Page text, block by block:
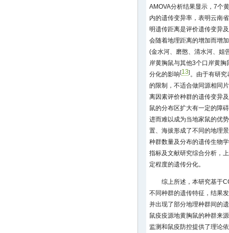
AMOVA分析结果显示，7个
内的遗传变异率，表明云南
明遗传距离是评价遗传变异
会随着地理距离的增加而增加
(金水河、磨憨、清水河、姐
岸黄胸鼠与其他3个口岸黄
分化的影响[13]。由于有研
的限制，不适合做同源相同
离因素评价种群的遗传变异
鼠的分布区扩大有一定的障
进而难以成为当地家鼠的优
置、海拔形成了不同的地理
种群数量及分布的遗传生物
指标及文献研究综合分析，
定程度的遗传分化。
综上所述，本研究基于
不同种群的遗传特征，结果
并出现了部分地理种群间的
鼠疫疫源地黄胸鼠的种群来
监测和鼠疫防控提供了理论